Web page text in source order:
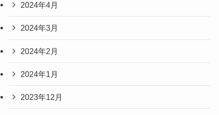
2024年4月
2024年3月
2024年2月
2024年1月
2023年12月